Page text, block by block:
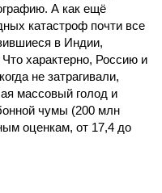
А как ещё
катастроф почти все
в Индии,
характерно, Россию и
не затрагивали,
массовый голод и
чумы (200 млн
оценкам, от 17,4 до